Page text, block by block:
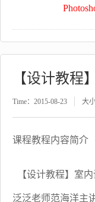
【设计教程
Time：2015-08-23 大
课程教程内容简介
【设计教程】室
泛泛老师范海洋主